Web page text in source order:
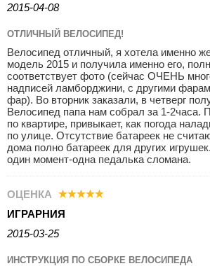
2015-04-08
ОТЛИЧНЫЙ ВЕЛОСИПЕД!
Велосипед отличный, я хотела именно
модель 2015 и получила именно его,
соответствует фото (сейчас ОЧЕНЬ
надписей ламборджини, с другими
фар). Во вторник заказали, в четверг
Велосипед папа нам собрал за 1-2часа.
по квартире, привыкает, как погода
по улице. Отсутствие батареек не
дома полно батареек для других
один момент-одна педалька сломана.
ОЦЕНКА
ИГРАРНИЯ
2015-03-25
ИНСТРУКЦИЯ ПО СБОРКЕ ВЕЛОСИПЕДА